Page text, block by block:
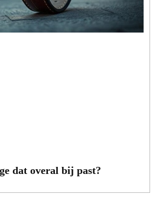
dat overal bij past?